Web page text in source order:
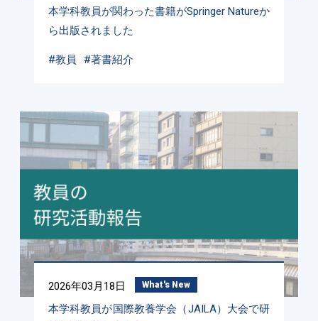
本学科教員が関わった書籍がSpringer Natureか
ら出版されました
#教員 #著書紹介
2026年03月18日 What's New
本学科教員が国際教養学会（JAILA）大会で研